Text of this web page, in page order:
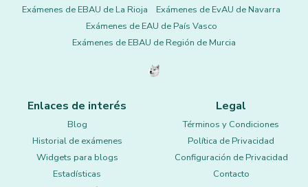
Exámenes de EBAU de La Rioja
Exámenes de EvAU de Navarra
Exámenes de EAU de País Vasco
Exámenes de EBAU de Región de Murcia
Enlaces de interés
Blog
Historial de exámenes
Widgets para blogs
Estadísticas
Legal
Términos y Condiciones
Política de Privacidad
Configuración de Privacidad
Contacto